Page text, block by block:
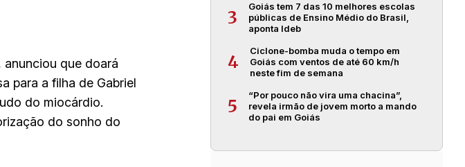
que doará
para a filha de Gabriel
do miocárdio.
do sonho do
3
Goiás tem 7 das 10 melhores escolas
públicas de Ensino Médio do Brasil,
aponta Ideb
4
Ciclone-bomba muda o tempo em
Goiás com ventos de até 60 km/h
neste fim de semana
5
“Por pouco não vira uma chacina”,
revela irmão de jovem morto a mando
do pai em Goiás